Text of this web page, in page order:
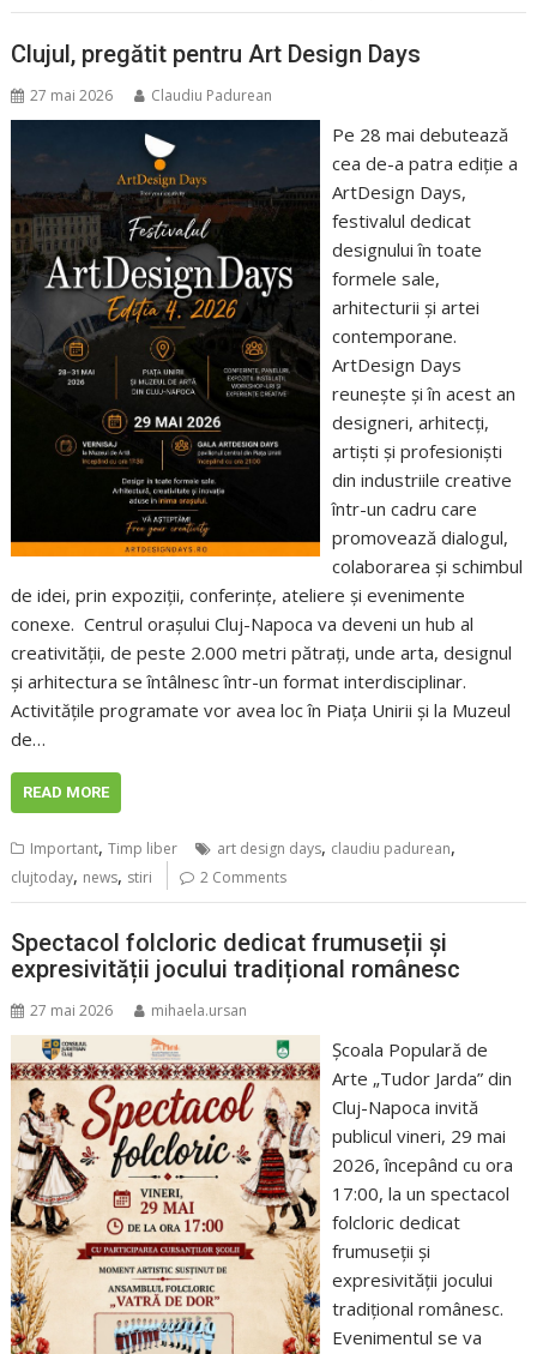
Clujul, pregătit pentru Art Design Days
27 mai 2026 Claudiu Padurean
Pe 28 mai debutează
cea de-a patra ediție a
ArtDesign Days,
festivalul dedicat
designului în toate
formele sale,
arhitecturii și artei
contemporane.
ArtDesign Days
reunește și în acest an
designeri, arhitecți,
artiști și profesioniști
din industriile creative
într-un cadru care
promovează dialogul,
colaborarea și schimbul
de idei, prin expoziții, conferințe, ateliere și evenimente
conexe. Centrul orașului Cluj-Napoca va deveni un hub al
creativității, de peste 2.000 metri pătrați, unde arta, designul
și arhitectura se întâlnesc într-un format interdisciplinar.
Activitățile programate vor avea loc în Piața Unirii și la Muzeul
de…
READ MORE
Important,Timp liber art design days, claudiu padurean,
clujtoday, news, stiri 2 Comments
Spectacol folcloric dedicat frumuseții și
expresivității jocului tradițional românesc
27 mai 2026 mihaela.ursan
Școala Populară de
Arte „Tudor Jarda” din
Cluj-Napoca invită
publicul vineri, 29 mai
2026, începând cu ora
17:00, la un spectacol
folcloric dedicat
frumuseții și
expresivității jocului
tradițional românesc.
Evenimentul se va